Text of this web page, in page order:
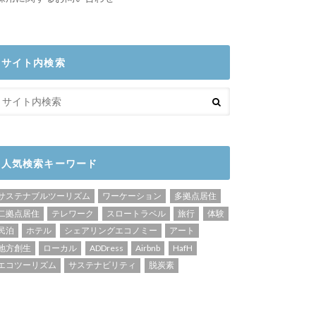
サイト内検索
人気検索キーワード
ステナブルツーリズム ワーケーション
多拠点居住
拠点居住
テレワーク スロートラベル 旅行
体験
泊
ホテル シェアリングエコノミー
アート
方創生
ローカル ADDress Airbnb
HafH
コツーリズム
サステナビリティ 脱炭素